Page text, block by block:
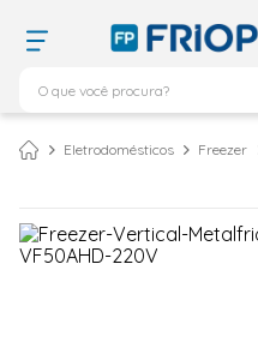
Eletrodomésticos Freezer
1º ar condicionado 12000
3º ar condicionado